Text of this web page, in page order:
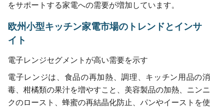
をサポートする家電への需要が増加しています。
欧州小型キッチン家電市場のトレンドとインサ
イト
電子レンジセグメントが高い需要を示す
電子レンジは、食品の再加熱、調理、キッチン用品の消
毒、柑橘類の果汁を増やすこと、美容製品の加熱、ニンニ
クのロースト、蜂蜜の再結晶化防止、パンやイーストを使